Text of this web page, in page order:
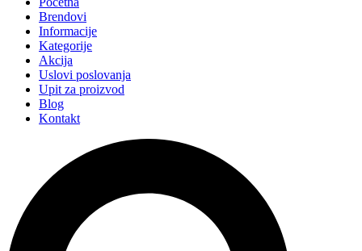
Brendovi
Informacije
Kategorije
Akcija
Uslovi poslovanja
Upit za proizvod
Blog
Kontakt